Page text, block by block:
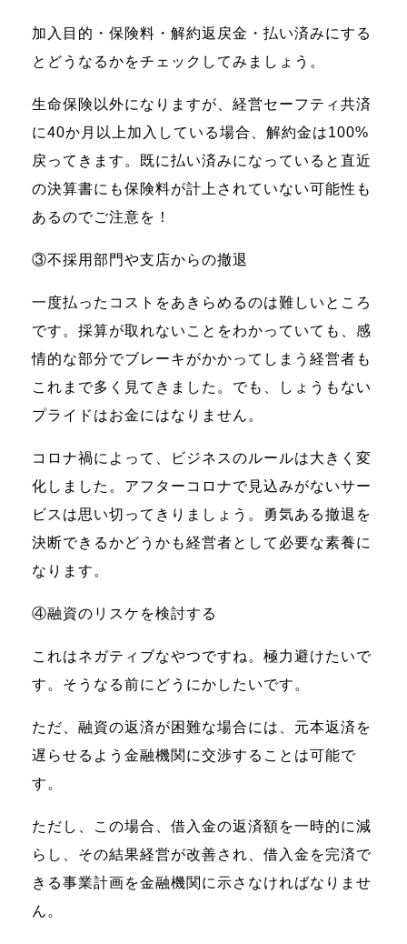
加入目的・保険料・解約返戻金・払い済みにする
とどうなるかをチェックしてみましょう。
生命保険以外になりますが、経営セーフティ共済
に40か月以上加入している場合、解約金は100%
戻ってきます。既に払い済みになっていると直近
の決算書にも保険料が計上されていない可能性も
あるのでご注意を！
③不採用部門や支店からの撤退
一度払ったコストをあきらめるのは難しいところ
です。採算が取れないことをわかっていても、感
情的な部分でブレーキがかかってしまう経営者も
これまで多く見てきました。でも、しょうもない
プライドはお金にはなりません。
コロナ禍によって、ビジネスのルールは大きく変
化しました。アフターコロナで見込みがないサー
ビスは思い切ってきりましょう。勇気ある撤退を
決断できるかどうかも経営者として必要な素養に
なります。
④融資のリスケを検討する
これはネガティブなやつですね。極力避けたいで
す。そうなる前にどうにかしたいです。
ただ、融資の返済が困難な場合には、元本返済を
遅らせるよう金融機関に交渉することは可能で
す。
ただし、この場合、借入金の返済額を一時的に減
らし、その結果経営が改善され、借入金を完済で
きる事業計画を金融機関に示さなければなりませ
ん。